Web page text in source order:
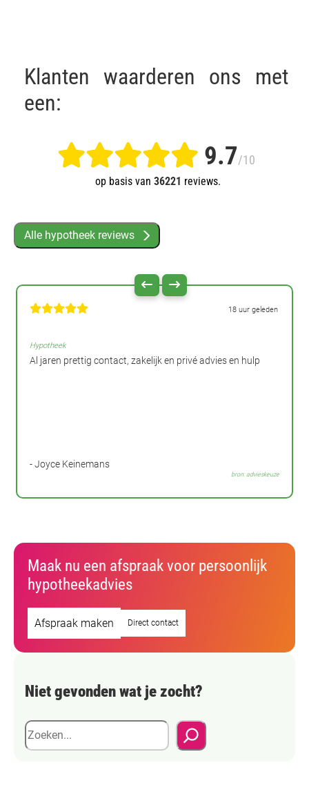
Klanten waarderen ons met
een:
9.7/10
op basis van 36221 reviews.
Alle hypotheek reviews
18 uur geleden
Hypotheek
Al jaren prettig contact, zakelijk en privé advies en hulp
- Joyce Keinemans
bron: advieskeuze
Maak nu een afspraak voor persoonlijk
hypotheekadvies
Afspraak maken Direct contact
Niet gevonden wat je zocht?
Z
o